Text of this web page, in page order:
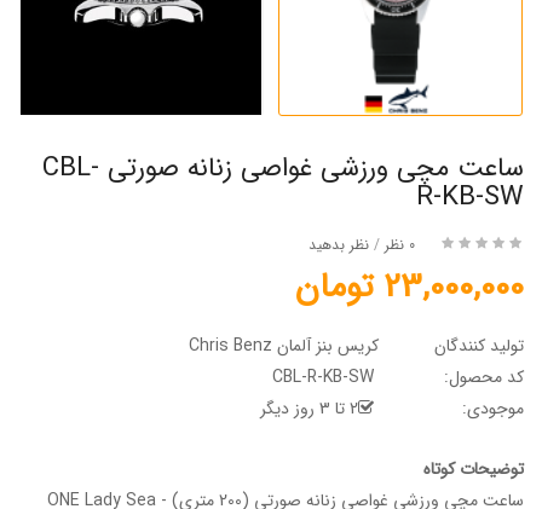
ساعت مچی ورزشی غواصی زنانه صورتی CBL-
R-KB-SW
0 نظر / نظر بدهید
23,000,000 تومان
تولید کنندگان
کریس بنز آلمان Chris Benz
کد محصول:
موجودی:
2 تا 3 روز دیگر
توضیحات کوتاه
ساعت مچی ورزشی غواصی زنانه صورتی (200 متری) - ONE Lady Sea